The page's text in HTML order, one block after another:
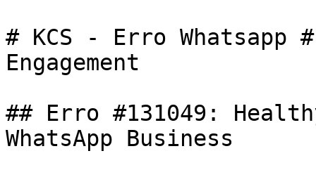
# KCS - Erro Whatsapp
Engagement
## Erro #131049:
WhatsApp Business